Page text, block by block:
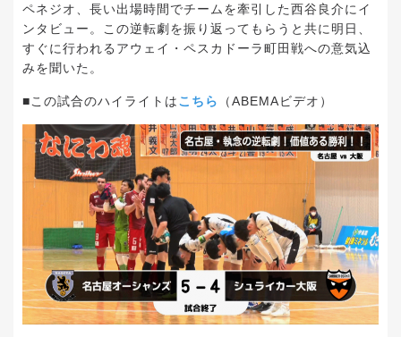
ペネジオ、長い出場時間でチームを牽引した西谷良介にイ
ンタビュー。この逆転劇を振り返ってもらうと共に明日、
すぐに行われるアウェイ・ペスカドーラ町田戦への意気込
みを聞いた。
■この試合のハイライトはこちら （ABEMAビデオ）